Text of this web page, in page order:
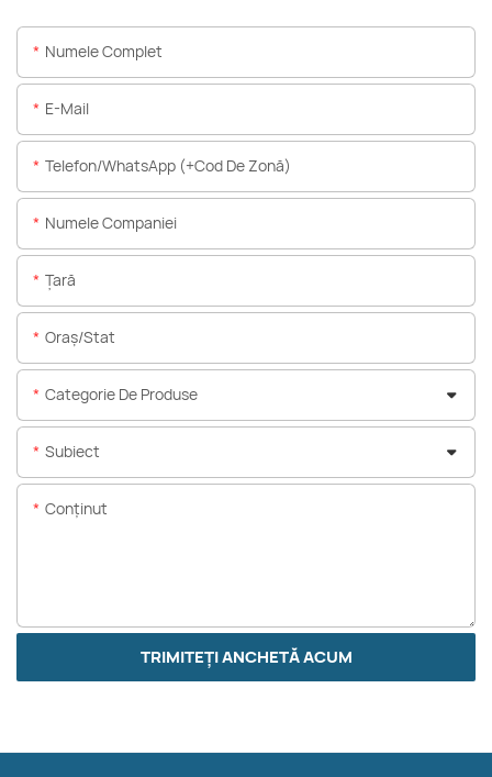
Numele Complet
E-Mail
Telefon/WhatsApp (+Cod De Zonă)
Numele Companiei
Ţară
Oraș/stat
Categorie De Produse
Subiect
Conţinut
TRIMITEȚI ANCHETĂ ACUM